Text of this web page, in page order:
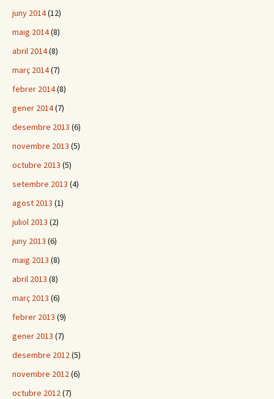
juny 2014(12)
maig 2014(8)
abril 2014(8)
març 2014(7)
febrer 2014(8)
gener 2014(7)
desembre 2013 (6)
novembre 2013 (5)
octubre 2013 (5)
setembre 2013 (4)
agost 2013 (1)
juliol 2013 (2)
juny 2013 (6)
maig 2013 (8)
abril 2013 (8)
març 2013 (6)
febrer 2013 (9)
gener 2013 (7)
desembre 2012(5)
novembre 2012(6)
octubre 2012(7)